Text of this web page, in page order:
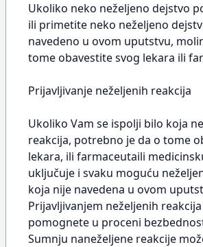
Ukoliko neko neželjeno dejstvo
ili primetite neko neželjeno
navedeno u ovom uputstvu,
tome obavestite svog lekara ili
Prijavljivanje neželjenih reakcija
Ukoliko Vam se ispolji bilo koja
reakcija, potrebno je da o tome
lekara, ili farmaceutaili
uključuje i svaku moguću
koja nije navedena u ovom
Prijavljivanjem neželjenih
pomognete u proceni
Sumnju naneželjene reakcije